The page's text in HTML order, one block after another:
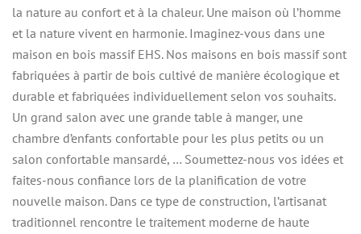
la nature au confort et à la chaleur. Une maison où l’homme
et la nature vivent en harmonie. Imaginez-vous dans une
maison en bois massif EHS. Nos maisons en bois massif sont
fabriquées à partir de bois cultivé de manière écologique et
durable et fabriquées individuellement selon vos souhaits.
Un grand salon avec une grande table à manger, une
chambre d’enfants confortable pour les plus petits ou un
salon confortable mansardé, … Soumettez-nous vos idées et
faites-nous confiance lors de la planification de votre
nouvelle maison. Dans ce type de construction, l’artisanat
traditionnel rencontre le traitement moderne de haute